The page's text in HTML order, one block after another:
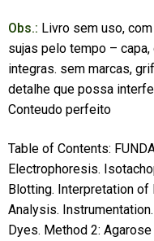
Obs.: Livro sem uso,
sujas pelo tempo –
integras. sem marcas,
detalhe que possa
Conteudo perfeito
Table of Contents:
Electrophoresis.
Blotting. Interpretation
Analysis.
Dyes. Method 2: